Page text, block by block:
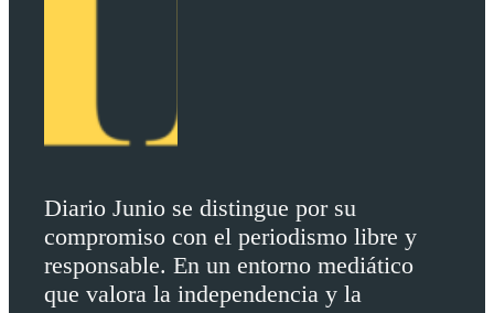
Diario Junio se distingue por su
compromiso con el periodismo libre y
responsable. En un entorno mediático
que valora la independencia y la